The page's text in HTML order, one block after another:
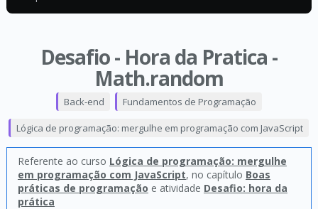
Desafio - Hora da Pratica -
Math.random
Back-end Fundamentos de Programação
Lógica de programação: mergulhe em programação com JavaScript
Referente ao curso Lógica de programação: mergulhe
em programação com JavaScript, no capítulo Boas
práticas de programação e atividade Desafio: hora da
prática